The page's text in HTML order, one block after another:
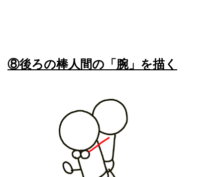
⑧後ろの棒人間の「腕」を描く